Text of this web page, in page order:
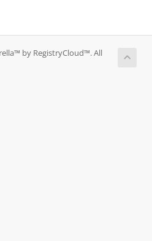
by RegistryCloud™. All